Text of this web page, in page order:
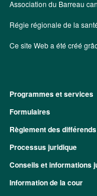
Association du Barreau
Régie régionale de la
Ce site Web a été créé
Footer
Programmes et services
Formulaires
Règlement des
Processus juridique
Conseils et informations
Information de la cour